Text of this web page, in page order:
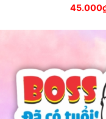
45.000